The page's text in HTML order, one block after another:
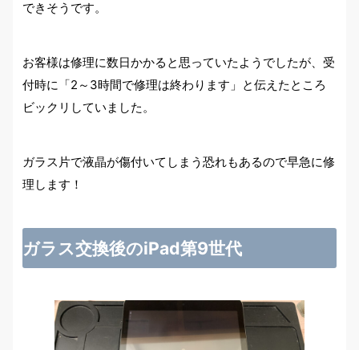
できそうです。
お客様は修理に数日かかると思っていたようでしたが、受
付時に「2～3時間で修理は終わります」と伝えたところ
ビックリしていました。
ガラス片で液晶が傷付いてしまう恐れもあるので早急に修
理します！
ガラス交換後のiPad第9世代